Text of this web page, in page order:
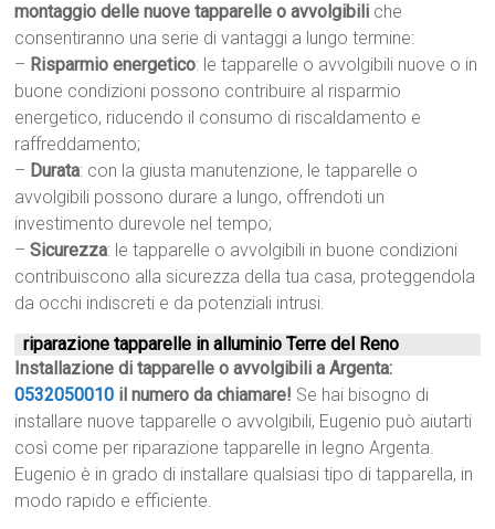
montaggio delle nuove tapparelle o avvolgibili che
consentiranno una serie di vantaggi a lungo termine:
– Risparmio energetico: le tapparelle o avvolgibili nuove o in
buone condizioni possono contribuire al risparmio
energetico, riducendo il consumo di riscaldamento e
raffreddamento;
– Durata: con la giusta manutenzione, le tapparelle o
avvolgibili possono durare a lungo, offrendoti un
investimento durevole nel tempo;
–Sicurezza: le tapparelle o avvolgibili in buone condizioni
contribuiscono alla sicurezza della tua casa, proteggendola
da occhi indiscreti e da potenziali intrusi.
riparazione tapparelle in alluminio Terre del Reno
Installazione di tapparelle o avvolgibili a Argenta:
0532050010 il numero da chiamare! Se hai bisogno di
installare nuove tapparelle o avvolgibili, Eugenio può aiutarti
così come per riparazione tapparelle in legno Argenta.
Eugenio è in grado di installare qualsiasi tipo di tapparella, in
modo rapido e efficiente.